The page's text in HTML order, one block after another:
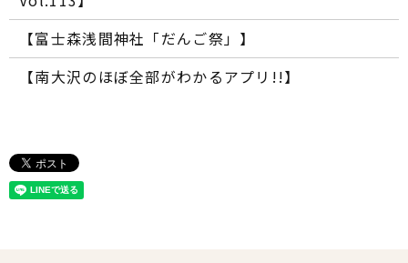
【富士森浅間神社「だんご祭」】
【南大沢のほぼ全部がわかるアプリ!!】